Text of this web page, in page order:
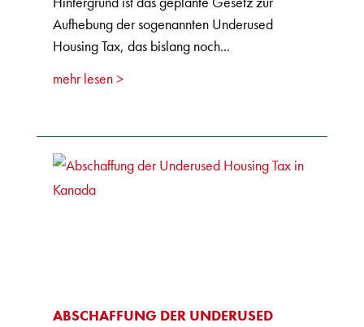
Aufhebung der sogenannten Underused
Housing Tax, das bislang noch...
mehr lesen
ABSCHAFFUNG DER UNDERUSED